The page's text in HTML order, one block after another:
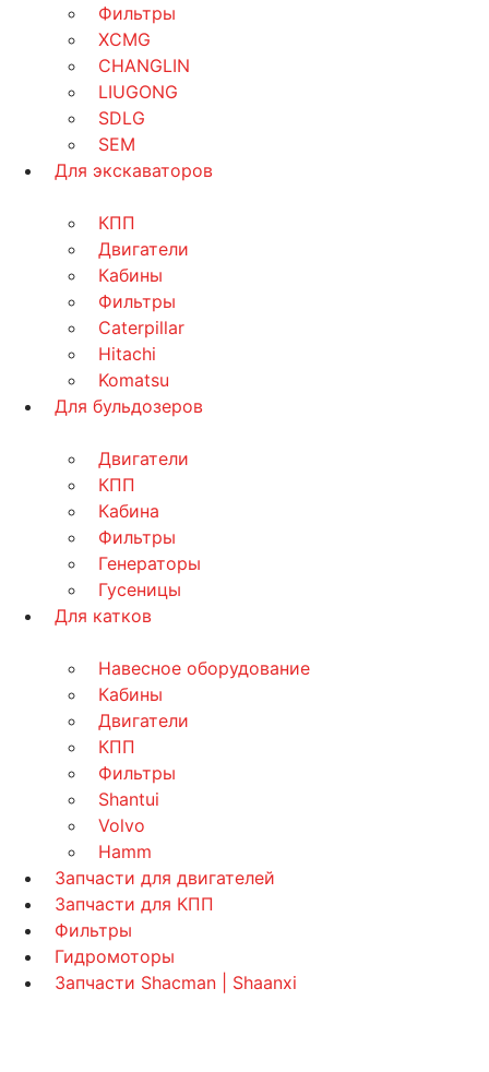
Фильтры
XCMG
CHANGLIN
LIUGONG
SDLG
SEM
Для экскаваторов
КПП
Двигатели
Кабины
Фильтры
Caterpillar
Hitachi
Komatsu
Для бульдозеров
Двигатели
КПП
Кабина
Фильтры
Генераторы
Гусеницы
Для катков
Навесное оборудование
Кабины
Двигатели
КПП
Фильтры
Shantui
Volvo
Hamm
Запчасти для двигателей
Запчасти для КПП
Фильтры
Гидромоторы
Запчасти Shacman | Shaanxi